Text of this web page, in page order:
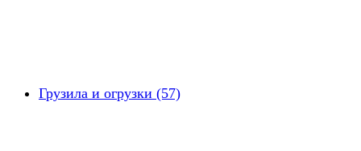
Грузила и огрузки (57)